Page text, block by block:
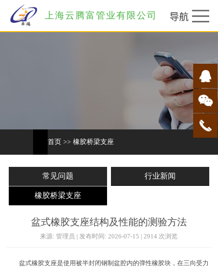
上海云腾富管业有限公司
首页 >> 橡胶桥梁支座
常见问题 行业新闻
橡胶桥梁支座
盆式橡胶支座结构及性能的测验方法
来源: 管理员 | 发布时间: 2026-07-15 | 2914 次浏览
盆式橡胶支座是使用被半封闭钢制盆腔内的弹性橡胶块，在三向受力